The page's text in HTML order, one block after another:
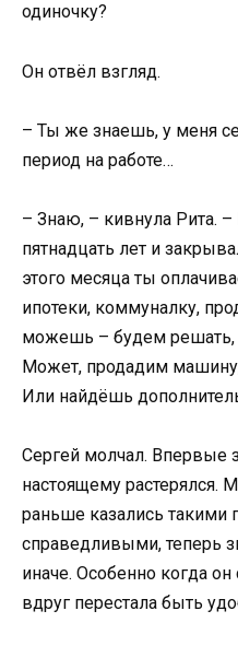
одиночку?
Он отвёл взгляд.
– Ты же знаешь, у меня
период на работе…
– Знаю, – кивнула Рита.
пятнадцать лет и
этого месяца ты
ипотеки, коммуналку,
можешь – будем решать,
Может, продадим
Или найдёшь
Сергей молчал. Впервые
настоящему растерялся.
раньше казались такими
справедливыми, теперь
иначе. Особенно когда
вдруг перестала быть